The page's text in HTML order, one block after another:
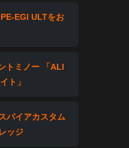
EGI ULTをお
トミノー 「ALI
ト」
パイアカスタム
ッジ